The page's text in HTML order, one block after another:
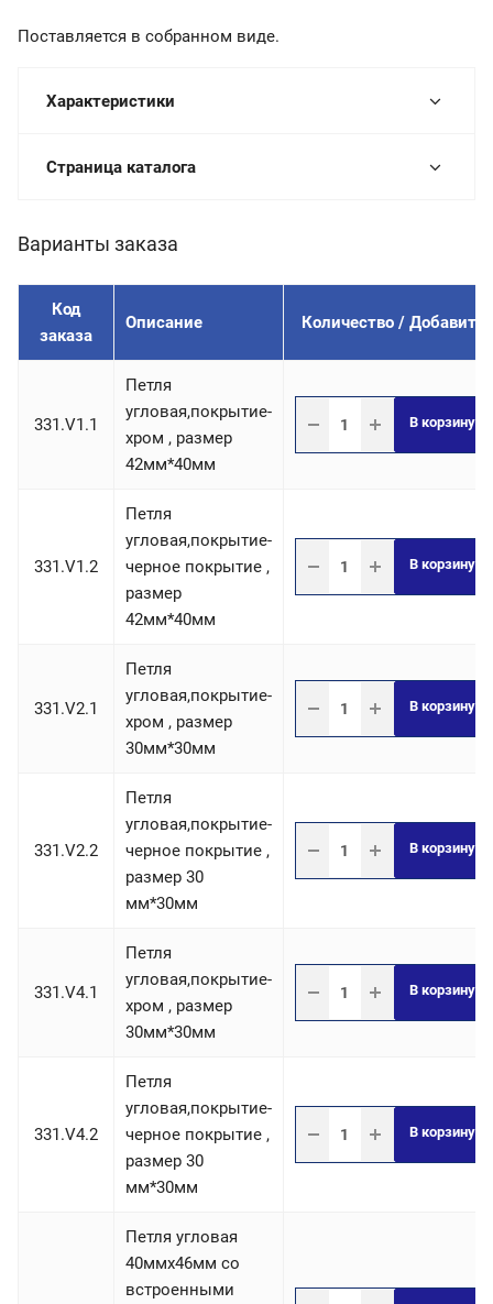
Поставляется в собранном виде.
Характеристики
Страница каталога
Варианты заказа
Код
заказа
Описание Количество / Добавить
331.V1.1
Петля
угловая,покрытие-
хром , размер
42мм*40мм
В корзину
331.V1.2
Петля
угловая,покрытие-
черное покрытие ,
размер
42мм*40мм
В корзину
331.V2.1
Петля
угловая,покрытие-
хром , размер
30мм*30мм
В корзину
331.V2.2
Петля
угловая,покрытие-
черное покрытие ,
размер 30
мм*30мм
В корзину
331.V4.1
Петля
угловая,покрытие-
хром , размер
30мм*30мм
В корзину
331.V4.2
Петля
угловая,покрытие-
черное покрытие ,
размер 30
мм*30мм
В корзину
Петля угловая
40ммх46мм со
встроенными